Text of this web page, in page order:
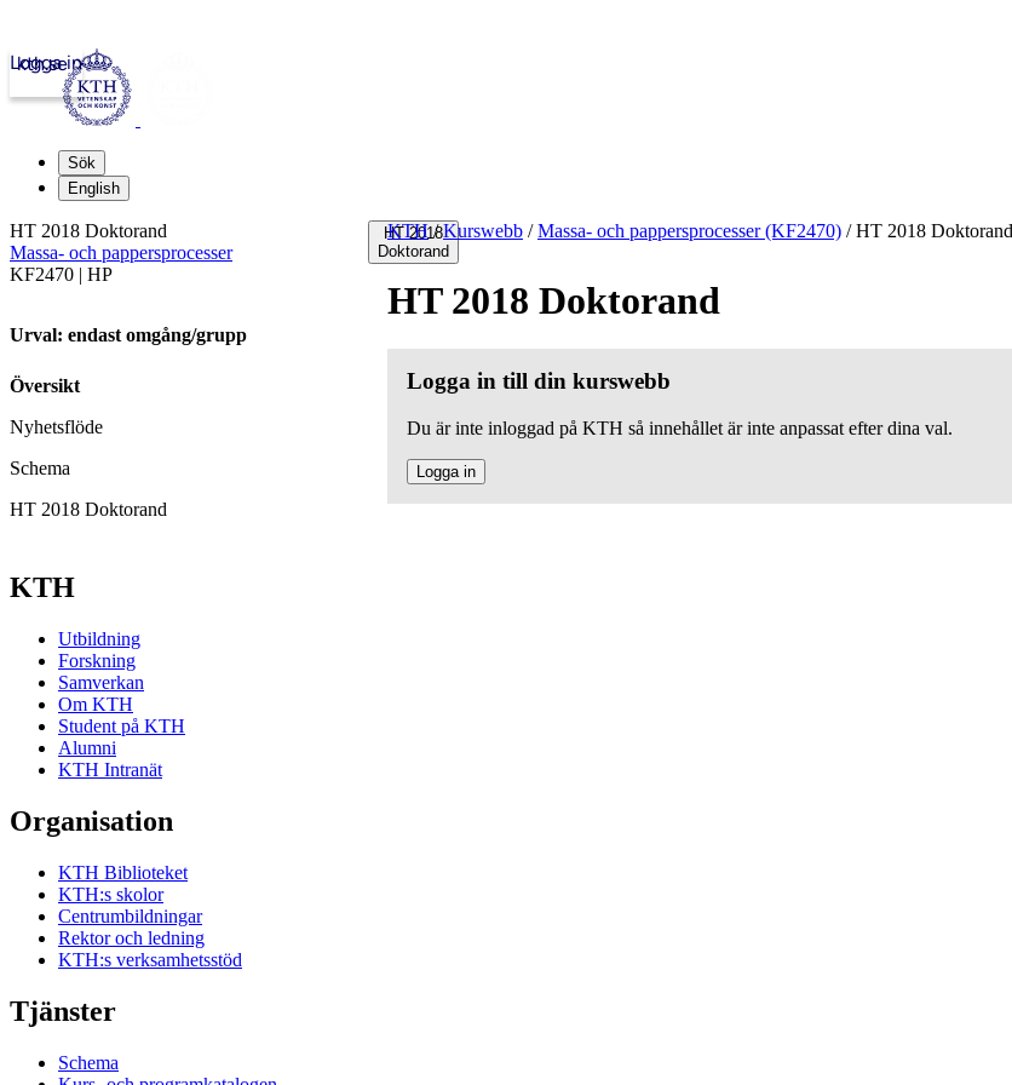
kth.se
Logga in
Sök
English
HT 2018
Doktorand
KTH / Kurswebb / Massa- och pappersprocesser (KF2470) /HT 2018 Doktorand
HT 2018 Doktorand
Logga in till din kurswebb
Du är inte inloggad på KTH så innehållet är inte anpassat efter dina val.
Logga in
HT 2018 Doktorand
Massa- och pappersprocesser
KF2470 | HP
Urval: endast omgång/grupp
Översikt
Nyhetsflöde
Schema
HT 2018 Doktorand
KTH
Utbildning
Forskning
Samverkan
Om KTH
Student på KTH
Alumni
KTH Intranät
Organisation
KTH Biblioteket
KTH:s skolor
Centrumbildningar
Rektor och ledning
KTH:s verksamhetsstöd
Tjänster
Schema